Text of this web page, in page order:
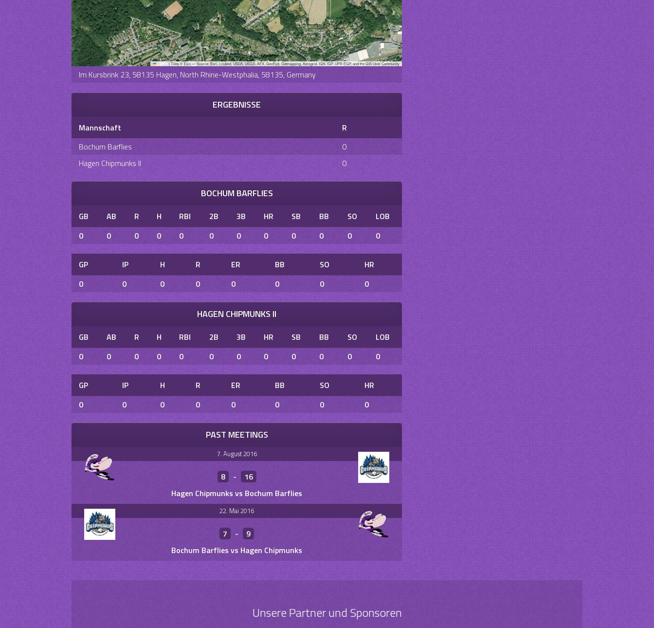
Leaflet|Tiles © Esri — Source: Esri, i-cubed, USDA, USGS, AEX, GeoEye, Getmapping, Aerogrid, IGN, IGP, UPR-EGP, and the GIS User Community
Im Kursbrink 23, 58135 Hagen, North Rhine-Westphalia, 58135, Germany
ERGEBNISSE
Mannschaft
R
Bochum Barflies
0
Hagen Chipmunks II
0
BOCHUM BARFLIES
GB AB R H RBI 2B 3B HR SB BB SO
LOB
0
0 0 0 0 0 0 0 0 0 0 0
GP IP H R ER BB SO
HR
0
0 0 0 0 0 0 0
HAGEN CHIPMUNKS II
GB AB R H RBI 2B 3B HR SB BB SO
LOB
0
0 0 0 0 0 0 0 0 0 0 0
GP IP H R ER BB SO
HR
0
0 0 0 0 0 0 0
PAST MEETINGS
7. August 2016
8 -
16
Hagen Chipmunks vs Bochum Barflies
22. Mai 2016
7 -
9
Bochum Barflies vs Hagen Chipmunks
Unsere Partner und Sponsoren